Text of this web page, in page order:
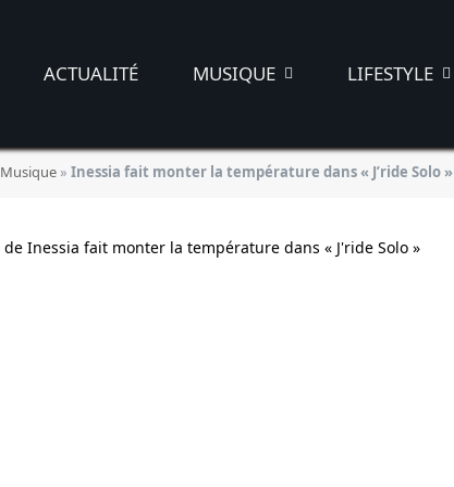
ACTUALITÉ MUSIQUE LIFESTYLE
Musique» Inessia fait monter la température dans « J’ride Solo »